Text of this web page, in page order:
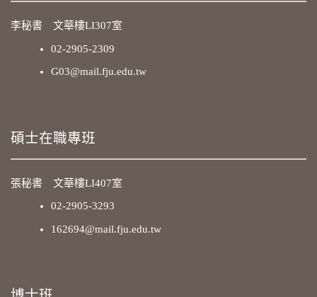
李秘書 文華樓LI307室
02-2905-2309
G03@mail.fju.edu.tw
碩士在職專班
張秘書 文華樓LI407室
02-2905-3293
162694@mail.fju.edu.tw